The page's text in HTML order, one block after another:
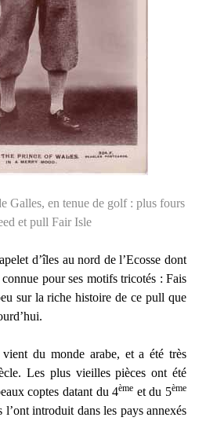
Galles, en tenue de golf : plus fours
et pull Fair Isle
d’îles au nord de l’Ecosse dont
pour ses motifs tricotés : Fais
sur la riche histoire de ce pull que
du monde arabe, et a été très
Les plus vieilles pièces ont été
coptes datant du 4ème et du 5ème
l’ont introduit dans les pays annexés